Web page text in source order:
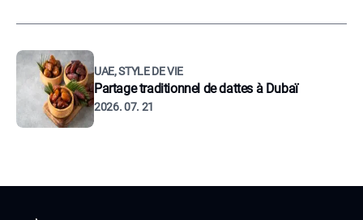
UAE, STYLE DE VIE
Partage traditionnel de dattes à Dubaï
2026. 07. 21